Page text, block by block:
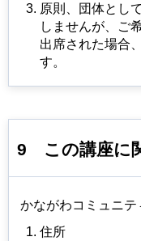
原則、団体とし
しませんが、ご
出席された場合
す。
9 この講座に
かながわコミュニ
住所